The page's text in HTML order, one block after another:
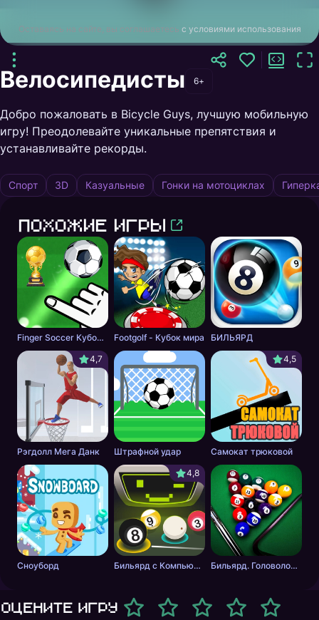
Оставаясь на сайте, вы соглашаетесь с условиями использования
Велосипедисты 6+
Добро пожаловать в Bicycle Guys‍‍, лучшую мобильную
игру! Преодолевайте уникальные препятствия и
устанавливайте рекорды.
Спорт 3D Казуальные Гонки на мотоциклах
Похожие игры
Finger Soccer Кубок мира Footgolf - Кубок мира
БИЛЬЯРД
4,7
Рэгдолл Мега Данк Штрафной удар
4,5
Самокат трюковой
Сноуборд
4,8
Бильярд с Компьютером Бильярд. Головоломка.
Оцените игру